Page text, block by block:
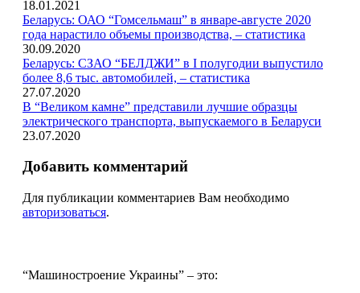
18.01.2021
Беларусь: ОАО “Гомсельмаш” в январе-августе 2020
года нарастило объемы производства, – статистика
30.09.2020
Беларусь: СЗАО “БЕЛДЖИ” в I полугодии выпустило
более 8,6 тыс. автомобилей, – статистика
27.07.2020
В “Великом камне” представили лучшие образцы
электрического транспорта, выпускаемого в Беларуси
23.07.2020
Добавить комментарий
Для публикации комментариев Вам необходимо
авторизоваться.
“Машиностроение Украины” – это: